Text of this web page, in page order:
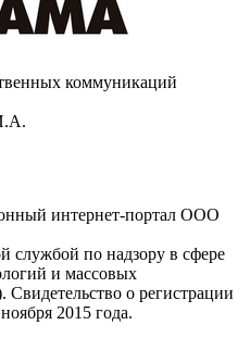
коммуникаций
интернет-портал ООО
службой по надзору в сфере
и массовых
о регистрации
2015 года.